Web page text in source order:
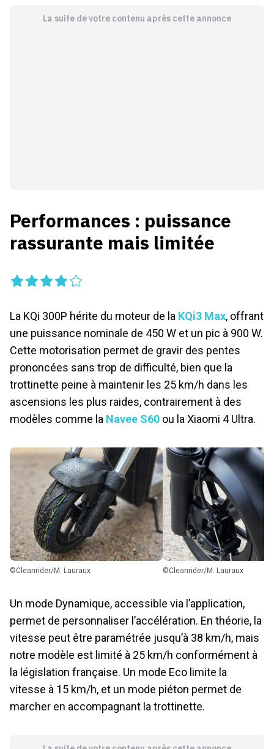
La suite de votre contenu après cette annonce
Performances : puissance
rassurante mais limitée
La KQi 300P hérite du moteur de la KQi3 Max, offrant
une puissance nominale de 450 W et un pic à 900 W.
Cette motorisation permet de gravir des pentes
prononcées sans trop de difficulté, bien que la
trottinette peine à maintenir les 25 km/h dans les
ascensions les plus raides, contrairement à des
modèles comme la Navee S60 ou la Xiaomi 4 Ultra.
©Cleanrider/M. Lauraux ©Cleanrider/M. Lauraux
Un mode Dynamique, accessible via l’application,
permet de personnaliser l’accélération. En théorie, la
vitesse peut être paramétrée jusqu’à 38 km/h, mais
notre modèle est limité à 25 km/h conformément à
la législation française. Un mode Eco limite la
vitesse à 15 km/h, et un mode piéton permet de
marcher en accompagnant la trottinette.